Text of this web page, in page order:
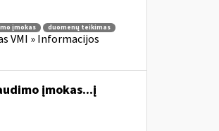
įmokas duomenų teikimas
VMI » Informacijos
įmokas...į